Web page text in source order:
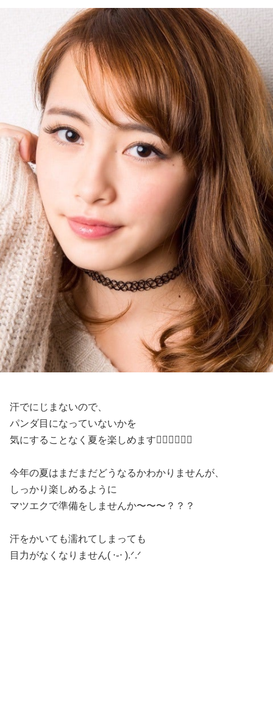
汗でにじまないので、
パンダ目になっていないかを
気にすることなく夏を楽しめます❤️‍🔥❤️‍🔥❤️‍🔥
今年の夏はまだまだどうなるかわかりませんが、
しっかり楽しめるように
マツエクで準備をしませんか〜〜〜？？？
汗をかいても濡れてしまっても
目力がなくなりません( ⋅֊⋅ ).ᐟ.ᐟ